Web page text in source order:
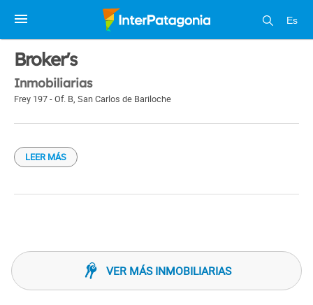
Es
1 / 1
Broker's
Inmobiliarias
Frey 197 - Of. B, San Carlos de Bariloche
LEER MÁS
VER MÁS INMOBILIARIAS